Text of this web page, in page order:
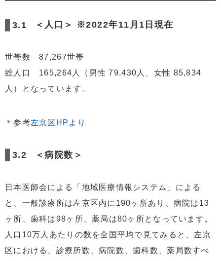
＜人口＞ ※2022年11月1日現在
世帯数 87,267世帯
総人口 165,264人（男性 79,430人、女性 85,834
人）となっています。
＊参考左京区HPより
＜病院数＞
日本医師会による「地域医療情報システム」による
と、一般診療所は左京区内に190ヶ所あり、病院は13
ヶ所、歯科は98ヶ所、薬局は80ヶ所となっています。
人口10万人あたりの数を全国平均で見てみると、左京
区における、診療所数、病院数、歯科数、薬局数すべ